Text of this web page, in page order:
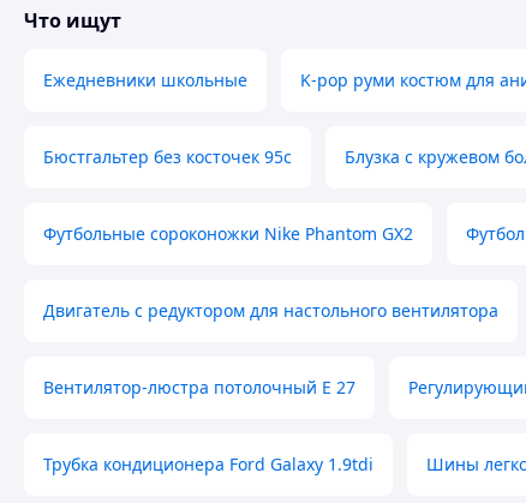
Что ищут
Ежедневники школьные K-pop руми костюм для
Бюстгальтер без косточек 95с Блузка с кружевом
Футбольные сороконожки Nike Phantom GX2
Двигатель с редуктором для настольного вентилятора
Вентилятор-люстра потолочный E 27
Трубка кондиционера Ford Galaxy 1.9tdi Шины